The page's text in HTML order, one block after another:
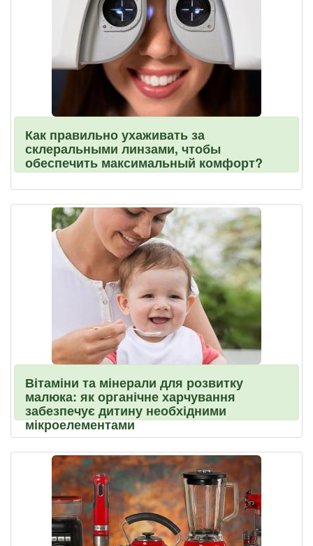
Как правильно ухаживать за
склеральными линзами, чтобы
обеспечить максимальный комфорт?
Вітаміни та мінерали для розвитку
малюка: як органічне харчування
забезпечує дитину необхідними
мікроелементами